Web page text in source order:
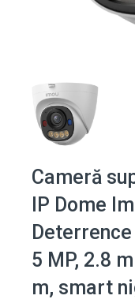
Cameră
IP Dome
Deterrence
5 MP, 2.8
m, smart